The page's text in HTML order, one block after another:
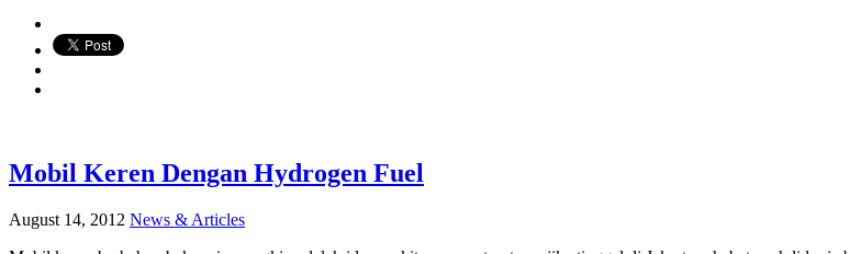
Mobil Keren Dengan Hydrogen Fuel
August 14, 2012 News & Articles